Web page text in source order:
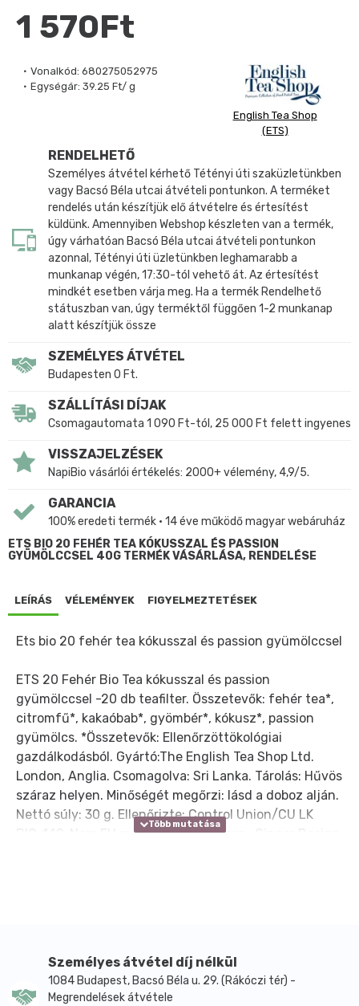
Vonalkód: 680275052975
Egységár: 39.25 Ft/ g
English Tea Shop
(ETS)
1 570Ft
RENDELHETŐ
Személyes átvétel kérhető Tétényi úti szaküzletünkben
vagy Bacsó Béla utcai átvételi pontunkon. A terméket
rendelés után készítjük elő átvételre és értesítést
küldünk. Amennyiben Webshop készleten van a termék,
úgy várhatóan Bacsó Béla utcai átvételi pontunkon
azonnal, Tétényi úti üzletünkben leghamarabb a
munkanap végén, 17:30-tól vehető át. Az értesítést
mindkét esetben várja meg. Ha a termék Rendelhető
státuszban van, úgy terméktől függően 1-2 munkanap
alatt készítjük össze
SZEMÉLYES ÁTVÉTEL
Budapesten 0 Ft.
SZÁLLÍTÁSI DÍJAK
Csomagautomata 1 090 Ft-tól, 25 000 Ft felett ingyenes
VISSZAJELZÉSEK
NapiBio vásárlói értékelés: 2000+ vélemény, 4,9/5.
GARANCIA
100% eredeti termék • 14 éve működő magyar webáruház
ETS BIO 20 FEHÉR TEA KÓKUSSZAL ÉS PASSION
GYÜMÖLCCSEL 40G TERMÉK VÁSÁRLÁSA, RENDELÉSE
LEÍRÁS VÉLEMÉNYEK FIGYELMEZTETÉSEK
Ets bio 20 fehér tea kókusszal és passion gyümölccsel
ETS 20 Fehér Bio Tea kókusszal és passion
gyümölccsel -20 db teafilter. Összetevők: fehér tea*,
citromfű*, kakaóbab*, gyömbér*, kókusz*, passion
gyümölcs. *Összetevők: Ellenőrzöttökológiai
gazdálkodásból. Gyártó:The English Tea Shop Ltd.
London, Anglia. Csomagolva: Sri Lanka. Tárolás: Hűvös
száraz helyen. Minőségét megőrzi: lásd a doboz alján.
Nettó súly: 30 g. Ellenőrizte: Control Union/CU LK
BIO-149. Nem EU mezőgazdaság. Forg.: Ginger Design
Személyes átvétel díj nélkül
1084 Budapest, Bacsó Béla u. 29. (Rákóczi tér) -
Megrendelések átvétele